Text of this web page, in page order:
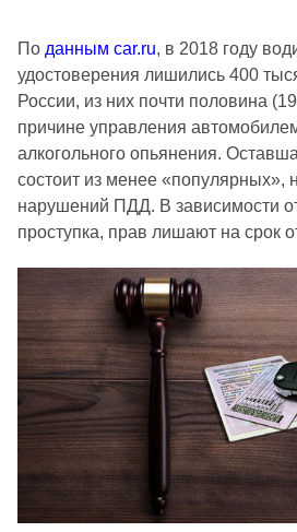
По данным car.ru, в 2018 году
удостоверения лишились 400
России, из них почти половина
причине управления
алкогольного опьянения.
состоит из менее «популярных»,
нарушений ПДД. В зависимости
проступка, прав лишают на срок